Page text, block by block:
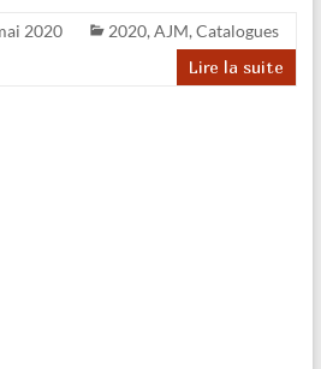
2020 2020,AJM,Catalogues
Lire la suite